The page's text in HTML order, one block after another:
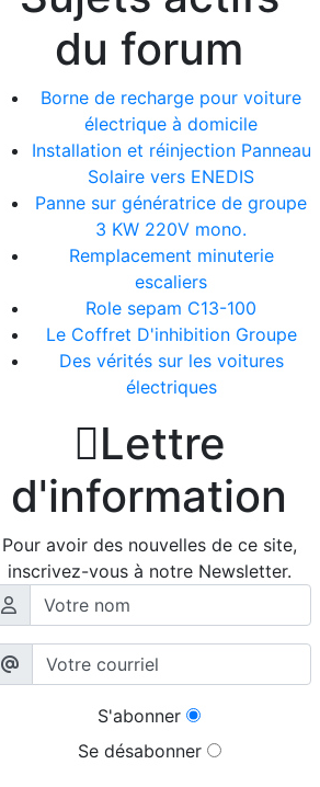
du forum
Borne de recharge pour voiture
électrique à domicile
Installation et réinjection Panneau
Solaire vers ENEDIS
Panne sur génératrice de groupe
3 KW 220V mono.
Remplacement minuterie
escaliers
Role sepam C13-100
Le Coffret D'inhibition Groupe
Des vérités sur les voitures
électriques
Lettre
d'information
Pour avoir des nouvelles de ce site,
inscrivez-vous à notre Newsletter.
S'abonner
Se désabonner